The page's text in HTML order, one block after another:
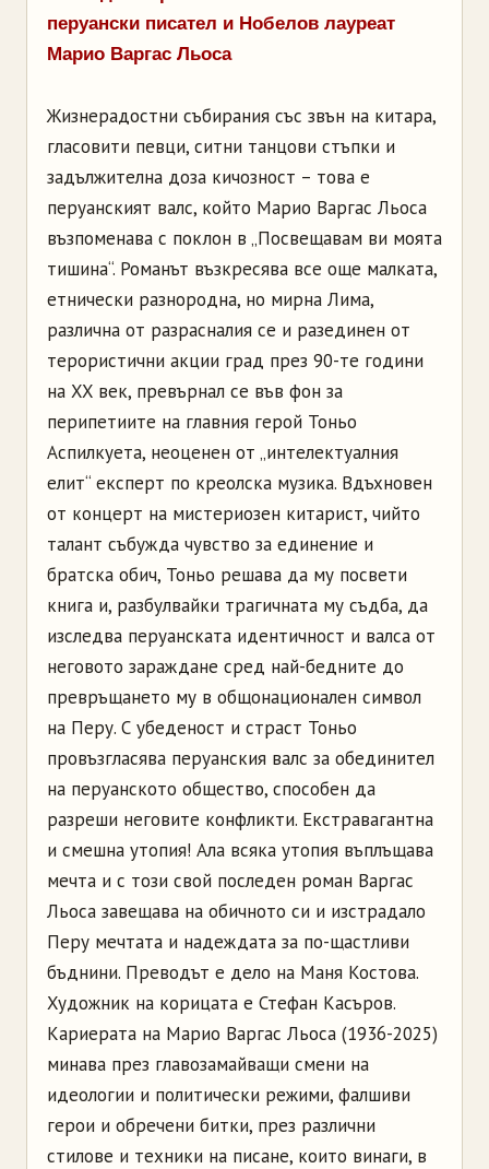
перуански писател и Нобелов лауреат
Марио Варгас Льоса
Жизнерадостни събирания със звън на китара,
гласовити певци, ситни танцови стъпки и
задължителна доза кичозност – това е
перуанският валс, който Марио Варгас Льоса
възпоменава с поклон в „Посвещавам ви моята
тишина“. Романът възкресява все още малката,
етнически разнородна, но мирна Лима,
различна от разрасналия се и разединен от
терористични акции град през 90-те години
на XX век, превърнал се във фон за
перипетиите на главния герой Тоньо
Аспилкуета, неоценен от „интелектуалния
елит“ експерт по креолска музика. Вдъхновен
от концерт на мистериозен китарист, чийто
талант събужда чувство за единение и
братска обич, Тоньо решава да му посвети
книга и, разбулвайки трагичната му съдба, да
изследва перуанската идентичност и валса от
неговото зараждане сред най-бедните до
превръщането му в общонационален символ
на Перу. С убеденост и страст Тоньо
провъзгласява перуанския валс за обединител
на перуанското общество, способен да
разреши неговите конфликти. Екстравагантна
и смешна утопия! Ала всяка утопия въплъщава
мечта и с този свой последен роман Варгас
Льоса завещава на обичното си и изстрадало
Перу мечтата и надеждата за по-щастливи
бъднини. Преводът е дело на Маня Костова.
Художник на корицата е Стефан Касъров.
Кариерата на Марио Варгас Льоса (1936-2025)
минава през главозамайващи смени на
идеологии и политически режими, фалшиви
герои и обречени битки, през различни
стилове и техники на писане, които винаги, в